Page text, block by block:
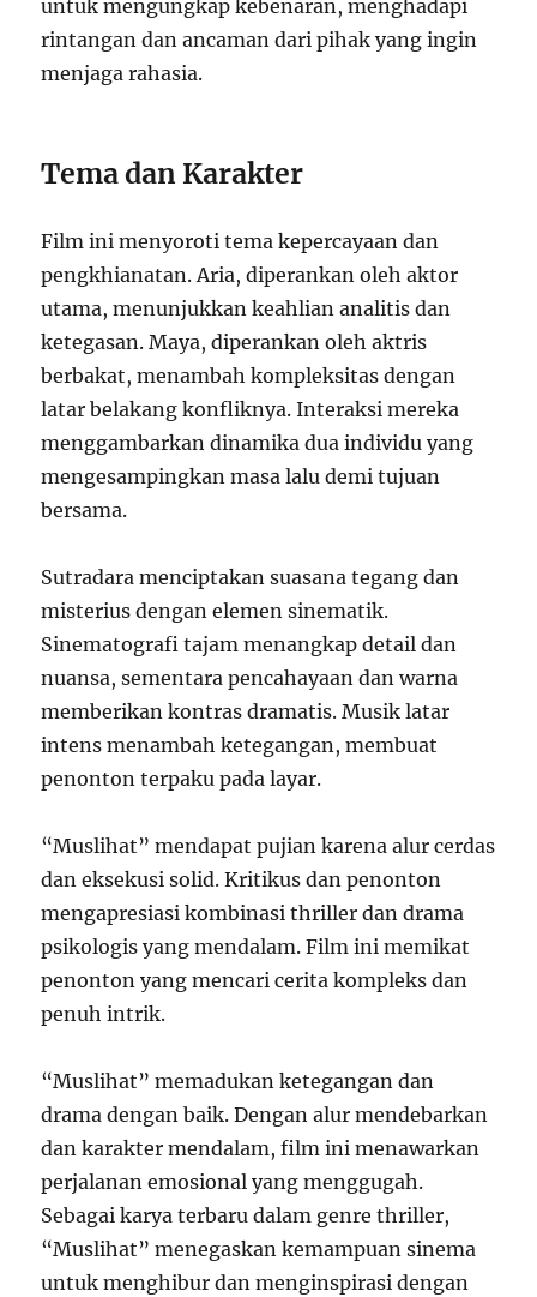
untuk mengungkap kebenaran, menghadapi
rintangan dan ancaman dari pihak yang ingin
menjaga rahasia.
Tema dan Karakter
Film ini menyoroti tema kepercayaan dan
pengkhianatan. Aria, diperankan oleh aktor
utama, menunjukkan keahlian analitis dan
ketegasan. Maya, diperankan oleh aktris
berbakat, menambah kompleksitas dengan
latar belakang konfliknya. Interaksi mereka
menggambarkan dinamika dua individu yang
mengesampingkan masa lalu demi tujuan
bersama.
Sutradara menciptakan suasana tegang dan
misterius dengan elemen sinematik.
Sinematografi tajam menangkap detail dan
nuansa, sementara pencahayaan dan warna
memberikan kontras dramatis. Musik latar
intens menambah ketegangan, membuat
penonton terpaku pada layar.
“Muslihat” mendapat pujian karena alur cerdas
dan eksekusi solid. Kritikus dan penonton
mengapresiasi kombinasi thriller dan drama
psikologis yang mendalam. Film ini memikat
penonton yang mencari cerita kompleks dan
penuh intrik.
“Muslihat” memadukan ketegangan dan
drama dengan baik. Dengan alur mendebarkan
dan karakter mendalam, film ini menawarkan
perjalanan emosional yang menggugah.
Sebagai karya terbaru dalam genre thriller,
“Muslihat” menegaskan kemampuan sinema
untuk menghibur dan menginspirasi dengan